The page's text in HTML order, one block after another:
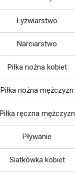
Łyżwiarstwo
Narciarstwo
Piłka nożna kobiet
Piłka nożna mężczyzn
Piłka ręczna mężczyzn
Pływanie
Siatkówka kobiet